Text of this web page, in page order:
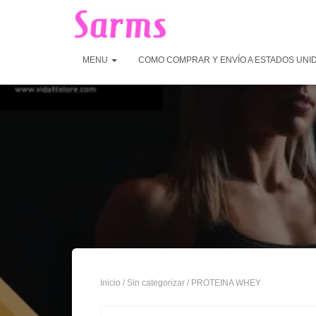
MENU COMO COMPRAR Y ENVÍO A ESTADOS
Inicio / Sin categorizar / PROTEINA WHEY